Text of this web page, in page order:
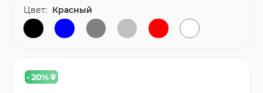
- 20%
Цвет: Красный